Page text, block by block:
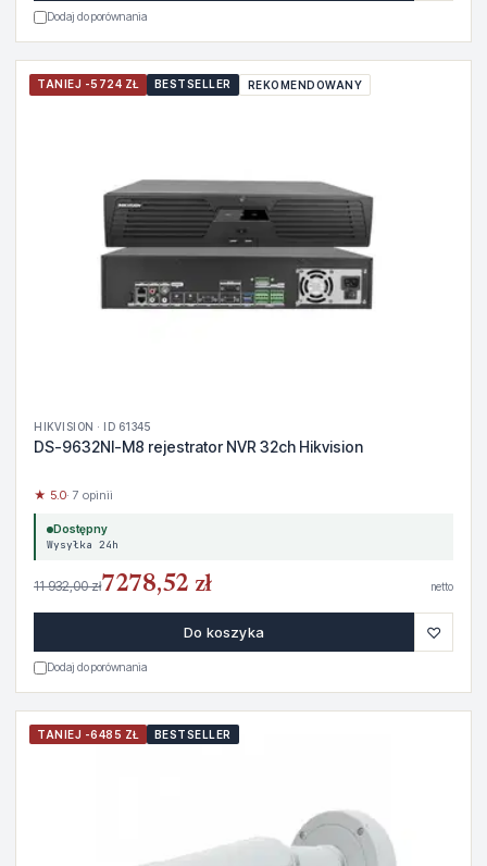
Dodaj do porównania
TANIEJ -5724 ZŁ BESTSELLER REKOMENDOWANY
HIKVISION · ID 61345
DS-9632NI-M8 rejestrator NVR 32ch Hikvision
★ 5.0· 7 opinii
Dostępny
Wysyłka 24h
11 932,00 zł7278,52 zł netto
Do koszyka ♡
Dodaj do porównania
TANIEJ -6485 ZŁ BESTSELLER